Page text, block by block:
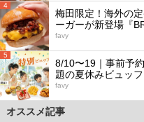
4
梅田限定！海外の
ーガーが新登場『
favy
5
8/10〜19｜事前予
題の夏休みビュッ
favy
オススメ記事